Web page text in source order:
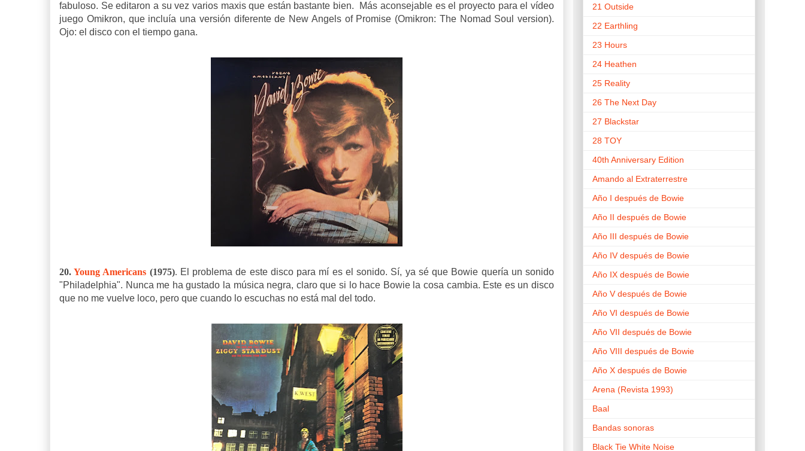
fabuloso. Se editaron a su vez varios maxis que están bastante bien. Más aconsejable es el proyecto para el vídeo
juego Omikron, que incluía una versión diferente de New Angels of Promise (Omikron: The Nomad Soul version).
Ojo: el disco con el tiempo gana.
20.Young Americans (1975). El problema de este disco para mí es el sonido. Sí, ya sé que Bowie quería un sonido
"Philadelphia". Nunca me ha gustado la música negra, claro que si lo hace Bowie la cosa cambia. Este es un disco
que no me vuelve loco, pero que cuando lo escuchas no está mal del todo.
21 Outside
22 Earthling
23 Hours
24 Heathen
25 Reality
26 The Next Day
27 Blackstar
28 TOY
40th Anniversary Edition
Amando al Extraterrestre
Año I después de Bowie
Año II después de Bowie
Año III después de Bowie
Año IV después de Bowie
Año IX después de Bowie
Año V después de Bowie
Año VI después de Bowie
Año VII después de Bowie
Año VIII después de Bowie
Año X después de Bowie
Arena (Revista 1993)
Baal
Bandas sonoras
Black Tie White Noise